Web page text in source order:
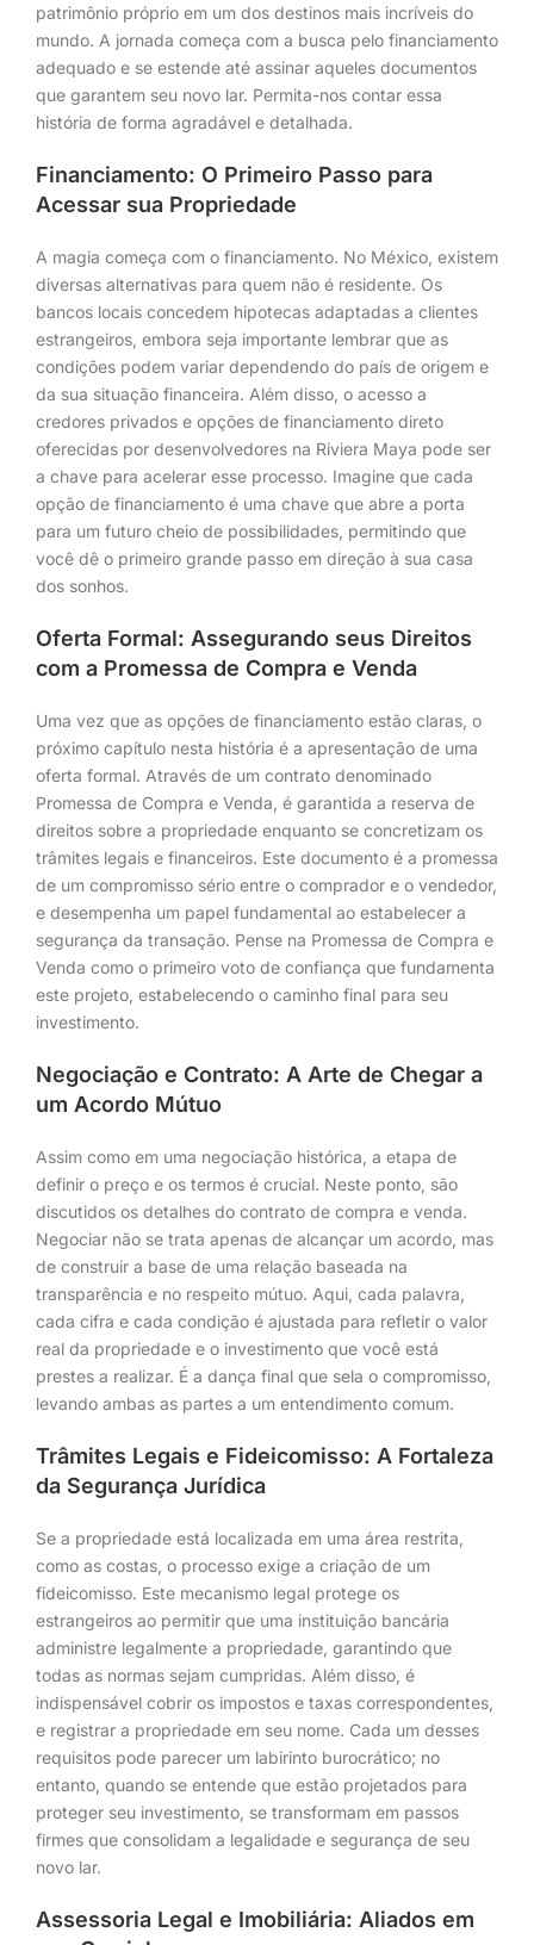
patrimônio próprio em um dos destinos mais incríveis do
mundo. A jornada começa com a busca pelo financiamento
adequado e se estende até assinar aqueles documentos
que garantem seu novo lar. Permita-nos contar essa
história de forma agradável e detalhada.
Financiamento: O Primeiro Passo para
Acessar sua Propriedade
A magia começa com o financiamento. No México, existem
diversas alternativas para quem não é residente. Os
bancos locais concedem hipotecas adaptadas a clientes
estrangeiros, embora seja importante lembrar que as
condições podem variar dependendo do país de origem e
da sua situação financeira. Além disso, o acesso a
credores privados e opções de financiamento direto
oferecidas por desenvolvedores na Riviera Maya pode ser
a chave para acelerar esse processo. Imagine que cada
opção de financiamento é uma chave que abre a porta
para um futuro cheio de possibilidades, permitindo que
você dê o primeiro grande passo em direção à sua casa
dos sonhos.
Oferta Formal: Assegurando seus Direitos
com a Promessa de Compra e Venda
Uma vez que as opções de financiamento estão claras, o
próximo capítulo nesta história é a apresentação de uma
oferta formal. Através de um contrato denominado
Promessa de Compra e Venda, é garantida a reserva de
direitos sobre a propriedade enquanto se concretizam os
trâmites legais e financeiros. Este documento é a promessa
de um compromisso sério entre o comprador e o vendedor,
e desempenha um papel fundamental ao estabelecer a
segurança da transação. Pense na Promessa de Compra e
Venda como o primeiro voto de confiança que fundamenta
este projeto, estabelecendo o caminho final para seu
investimento.
Negociação e Contrato: A Arte de Chegar a
um Acordo Mútuo
Assim como em uma negociação histórica, a etapa de
definir o preço e os termos é crucial. Neste ponto, são
discutidos os detalhes do contrato de compra e venda.
Negociar não se trata apenas de alcançar um acordo, mas
de construir a base de uma relação baseada na
transparência e no respeito mútuo. Aqui, cada palavra,
cada cifra e cada condição é ajustada para refletir o valor
real da propriedade e o investimento que você está
prestes a realizar. É a dança final que sela o compromisso,
levando ambas as partes a um entendimento comum.
Trâmites Legais e Fideicomisso: A Fortaleza
da Segurança Jurídica
Se a propriedade está localizada em uma área restrita,
como as costas, o processo exige a criação de um
fideicomisso. Este mecanismo legal protege os
estrangeiros ao permitir que uma instituição bancária
administre legalmente a propriedade, garantindo que
todas as normas sejam cumpridas. Além disso, é
indispensável cobrir os impostos e taxas correspondentes,
e registrar a propriedade em seu nome. Cada um desses
requisitos pode parecer um labirinto burocrático; no
entanto, quando se entende que estão projetados para
proteger seu investimento, se transformam em passos
firmes que consolidam a legalidade e segurança de seu
novo lar.
Assessoria Legal e Imobiliária: Aliados em